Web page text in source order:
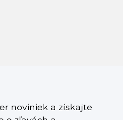
noviniek a získajte